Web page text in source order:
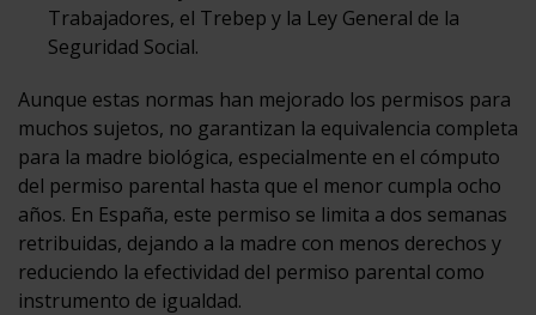
Trabajadores, el Trebep y la Ley General de la
Seguridad Social.
Aunque estas normas han mejorado los permisos para
muchos sujetos, no garantizan la equivalencia completa
para la madre biológica, especialmente en el cómputo
del permiso parental hasta que el menor cumpla ocho
años. En España, este permiso se limita a dos semanas
retribuidas, dejando a la madre con menos derechos y
reduciendo la efectividad del permiso parental como
instrumento de igualdad.